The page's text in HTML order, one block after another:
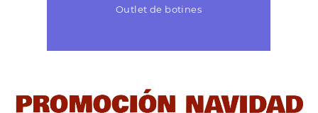
Outlet de botines